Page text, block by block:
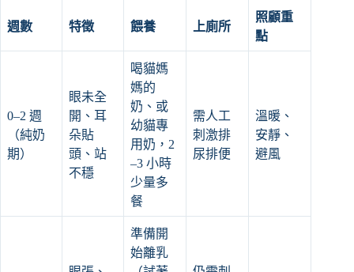
週數 特徵 餵養 上廁所
照顧重
點
0–2 週
（純奶
期）
眼未全
開、耳
朵貼
頭、站
不穩
喝貓媽
媽的
奶、或
幼貓專
用奶，2
–3 小時
少量多
餐
需人工
刺激排
尿排便
溫暖、
安靜、
避風
準備開
始離乳